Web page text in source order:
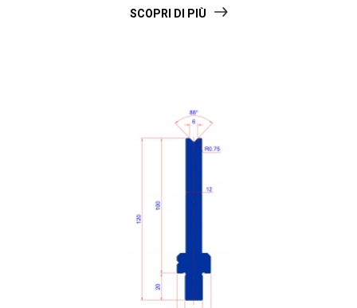
SCOPRI DI PIÙ